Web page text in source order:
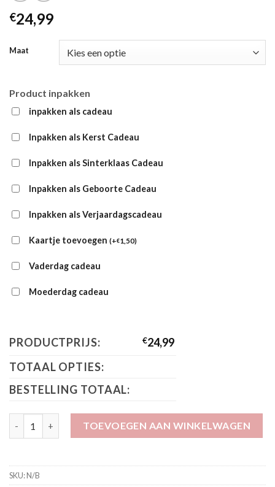
€24,99
Maat
Product inpakken
inpakken als cadeau
Inpakken als Kerst Cadeau
Inpakken als Sinterklaas Cadeau
Inpakken als Geboorte Cadeau
Inpakken als Verjaardagscadeau
Kaartje toevoegen (+€1,50)
Vaderdag cadeau
Moederdag cadeau
PRODUCTPRIJS: €24,99
TOTAAL OPTIES:
BESTELLING TOTAAL:
Koko Noko Spijkerbroek Donker grijs Q52904-37 aantal
TOEVOEGEN AAN WINKELWAGEN
SKU:N/B